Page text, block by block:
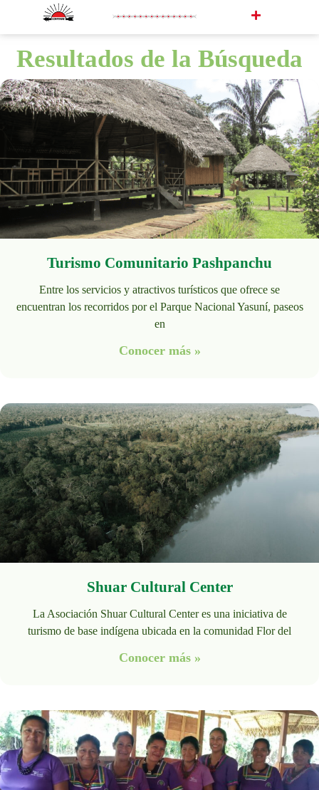
Resultados de la Búsqueda
Turismo Comunitario Pashpanchu
Entre los servicios y atractivos turísticos que ofrece se
encuentran los recorridos por el Parque Nacional Yasuní, paseos
en
Conocer más »
Shuar Cultural Center
La Asociación Shuar Cultural Center es una iniciativa de
turismo de base indígena ubicada en la comunidad Flor del
Conocer más »